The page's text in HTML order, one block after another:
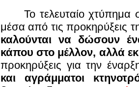
Το τελευταίο χτύπημα
μέσα από τις προκηρύξεις
καλούνται να δώσουν
κάπου στο μέλλον, αλλά
προκηρύξεις για την
και αγράμματοι